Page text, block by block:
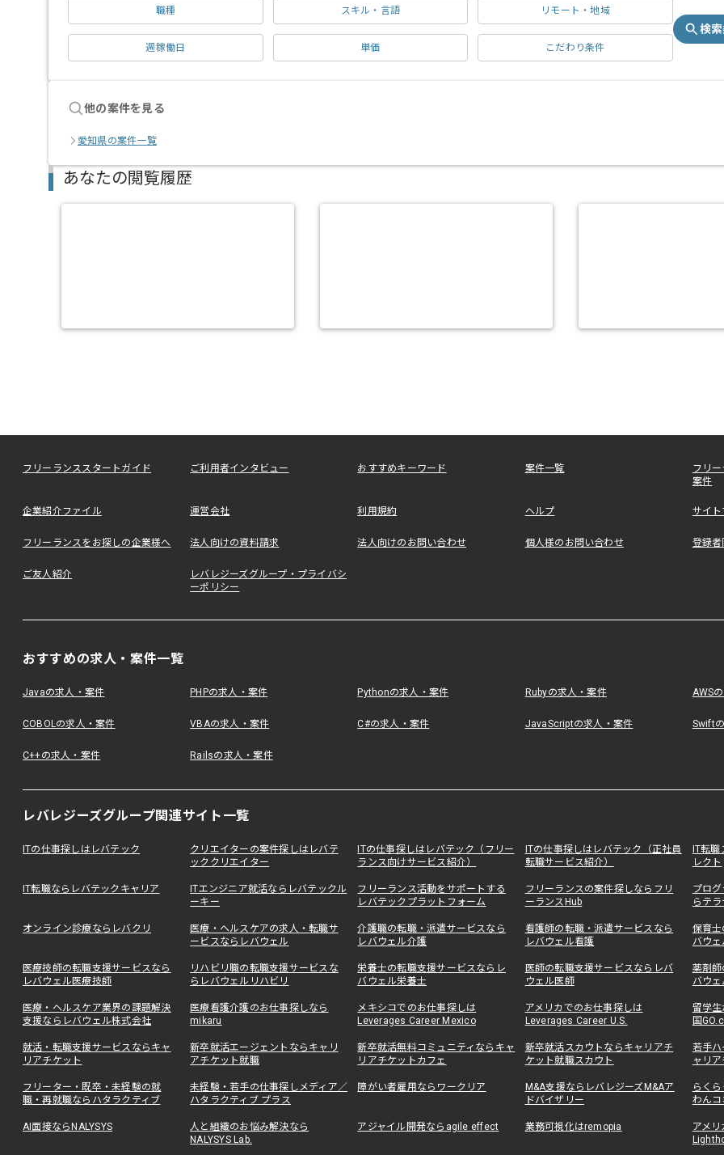
職種 スキル・言語 リモート・地域
週稼働日 単価 こだわり条件
検
他の案件を見る
愛知県の案件一覧
あなたの閲覧履歴
フリーランススタートガイド ご利用者インタビュー おすすめキーワード 案件一覧
フリ
案件
企業紹介ファイル 運営会社 利用規約 ヘルプ サイ
フリーランスをお探しの企業様へ 法人向けの資料請求 法人向けのお問い合わせ 個人様のお問い合わせ 登録
ご友人紹介
レバレジーズグループ・プライバシ
ーポリシー
おすすめの求人・案件一覧
Javaの求人・案件 PHPの求人・案件 Pythonの求人・案件 Rubyの求人・案件 AWS
COBOLの求人・案件 VBAの求人・案件 C#の求人・案件 JavaScriptの求人・案件 Swift
C++の求人・案件 Railsの求人・案件
レバレジーズグループ関連サイト一覧
ITの仕事探しはレバテック
クリエイターの案件探しはレバテ
ッククリエイター
ITの仕事探しはレバテック（フリー
ランス向けサービス紹介）
ITの仕事探しはレバテック（正社員
転職サービス紹介）
IT転
レクト
IT転職ならレバテックキャリア
ITエンジニア就活ならレバテックル
ーキー
フリーランス活動をサポートする
レバテックプラットフォーム
フリーランスの案件探しならフリ
ーランスHub
プロ
らテ
オンライン診療ならレバクリ
医療・ヘルスケアの求人・転職サ
ービスならレバウェル
介護職の転職・派遣サービスなら
レバウェル介護
看護師の転職・派遣サービスなら
レバウェル看護
保育
バウ
医療技師の転職支援サービスなら
レバウェル医療技師
リハビリ職の転職支援サービスな
らレバウェルリハビリ
栄養士の転職支援サービスならレ
バウェル栄養士
医師の転職支援サービスならレバ
ウェル医師
薬剤
バウ
医療・ヘルスケア業界の課題解決
支援ならレバウェル株式会社
医療看護介護のお仕事探しなら
mikaru
メキシコでのお仕事探しは
Leverages Career Mexico
アメリカでのお仕事探しは
Leverages Career U.S.
留学
国
就活・転職支援サービスならキャ
リアチケット
新卒就活エージェントならキャリ
アチケット就職
新卒就活無料コミュニティならキャ
リアチケットカフェ
新卒就活スカウトならキャリアチ
ケット就職スカウト
若手
ャリ
フリーター・既卒・未経験の就
職・再就職ならハタラクティブ
未経験・若手の仕事探しメディア／
ハタラクティブ プラス
障がい者雇用ならワークリア
M&A支援ならレバレジーズM&Aア
ドバイザリー
らく
わんコ
AI面接ならNALYSYS
人と組織のお悩み解決なら
NALYSYS Lab.
アジャイル開発ならagile effect 業務可視化はremopia
アメ